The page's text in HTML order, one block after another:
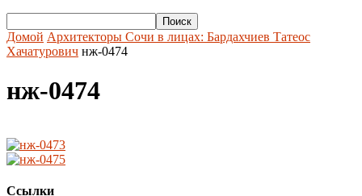
Домой Архитекторы Сочи в лицах: Бардахчиев Татеос
Хачатурович нж-0474
нж-0474
Ссылки